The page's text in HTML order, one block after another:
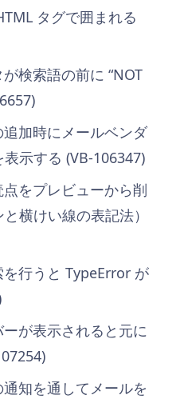
タグで囲まれる
検索語の前に “NOT
加時にメールベンダ
示する (VB-106347)
をプレビューから削
横けい線の表記法）
行うと TypeError が
が表示されると元に
知を通してメールを